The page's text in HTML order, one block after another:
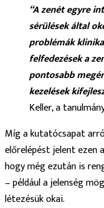
“A zenét egyre
sérülések által
problémák
felfedezések a
pontosabb
kezelések
Keller, a
Míg a kutatócsapat
előrelépést jelent ezen
hogy még ezután is
– például a jelenség
létezésük okai.